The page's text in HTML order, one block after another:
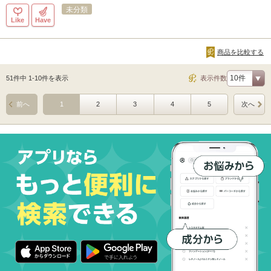
Like Have
未分類
商品を比較する
51件中 1-10件を表示 表示件数
1 2 3 4 5
前へ 次へ